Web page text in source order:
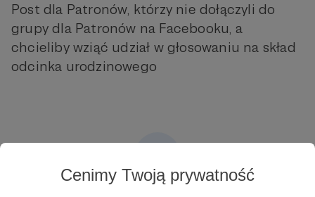
Cenimy Twoją prywatność
Post dla Patronów, którzy nie dołączyli do
grupy dla Patronów na Facebooku, a
chcieliby wziąć udział w głosowaniu na skład
odcinka urodzinowego